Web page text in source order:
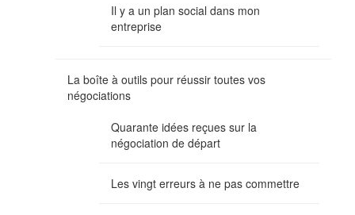
Il y a un plan social dans mon
entreprise
La boîte à outils pour réussir toutes vos
négociations
Quarante idées reçues sur la
négociation de départ
Les vingt erreurs à ne pas commettre